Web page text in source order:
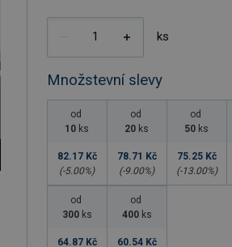
ks
Množstevní slevy
od
10 ks
82.17 Kč
(-5.00%)
od
20 ks
78.71 Kč
(-9.00%)
od
50 ks
75.25 Kč
(-13.00%)
od
300 ks
64.87 Kč
od
400 ks
60.54 Kč